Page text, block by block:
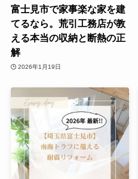
富士見市で家事楽な家を建
てるなら。荒引工務店が教
える本当の収納と断熱の正
解
2026年1月19日